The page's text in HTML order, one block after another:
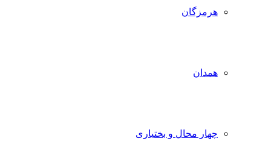
هرمزگان
همدان
چهار محال و بختیاری